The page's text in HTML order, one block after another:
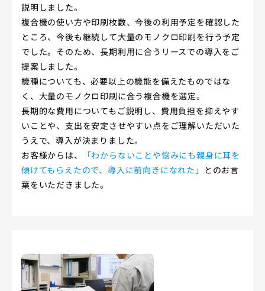
説明しました。
複合機の使い方や印刷枚数、今後の利用予定を確認した
ところ、今後も継続して大量のモノクロ印刷を行う予定
でした。そのため、長期利用に合うリースでの導入をご
提案しました。
機種についても、必要以上の機能を備えたものではな
く、大量のモノクロ印刷に合う複合機を選定。
長期的な費用についてもご説明し、費用負担を抑えやす
いことや、支出を安定させやすい点をご理解いただいた
うえで、導入が決まりました。
お客様からは、 「わからないことや悩みにも親身に耳を
傾けてもらえたので、導入に前向きになれた」 とのお言
葉をいただきました。